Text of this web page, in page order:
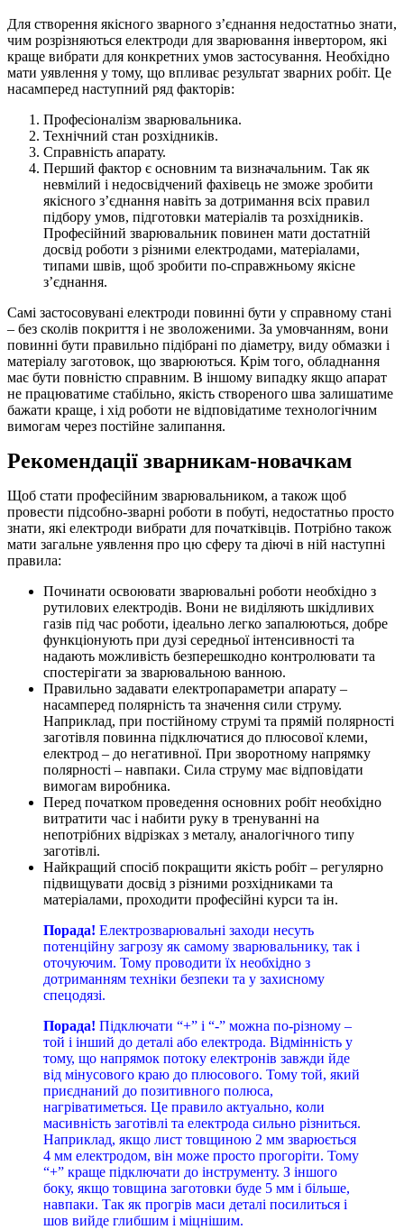
Для створення якісного зварного з’єднання недостатньо знати,
чим розрізняються електроди для зварювання інвертором, які
краще вибрати для конкретних умов застосування. Необхідно
мати уявлення у тому, що впливає результат зварних робіт. Це
насамперед наступний ряд факторів:
Професіоналізм зварювальника.
Технічний стан розхідників.
Справність апарату.
Перший фактор є основним та визначальним. Так як
невмілий і недосвідчений фахівець не зможе зробити
якісного з’єднання навіть за дотримання всіх правил
підбору умов, підготовки матеріалів та розхідників.
Професійний зварювальник повинен мати достатній
досвід роботи з різними електродами, матеріалами,
типами швів, щоб зробити по-справжньому якісне
з’єднання.
Самі застосовувані електроди повинні бути у справному стані
– без сколів покриття і не зволоженими. За умовчанням, вони
повинні бути правильно підібрані по діаметру, виду обмазки і
матеріалу заготовок, що зварюються. Крім того, обладнання
має бути повністю справним. В іншому випадку якщо апарат
не працюватиме стабільно, якість створеного шва залишатиме
бажати краще, і хід роботи не відповідатиме технологічним
вимогам через постійне залипання.
Рекомендації зварникам-новачкам
Щоб стати професійним зварювальником, а також щоб
провести підсобно-зварні роботи в побуті, недостатньо просто
знати, які електроди вибрати для початківців. Потрібно також
мати загальне уявлення про цю сферу та діючі в ній наступні
правила:
Починати освоювати зварювальні роботи необхідно з
рутилових електродів. Вони не виділяють шкідливих
газів під час роботи, ідеально легко запалюються, добре
функціонують при дузі середньої інтенсивності та
надають можливість безперешкодно контролювати та
спостерігати за зварювальною ванною.
Правильно задавати електропараметри апарату –
насамперед полярність та значення сили струму.
Наприклад, при постійному струмі та прямій полярності
заготівля повинна підключатися до плюсової клеми,
електрод – до негативної. При зворотному напрямку
полярності – навпаки. Сила струму має відповідати
вимогам виробника.
Перед початком проведення основних робіт необхідно
витратити час і набити руку в тренуванні на
непотрібних відрізках з металу, аналогічного типу
заготівлі.
Найкращий спосіб покращити якість робіт – регулярно
підвищувати досвід з різними розхідниками та
матеріалами, проходити професійні курси та ін.
Порада! Електрозварювальні заходи несуть
потенційну загрозу як самому зварювальнику, так і
оточуючим. Тому проводити їх необхідно з
дотриманням техніки безпеки та у захисному
спецодязі.
Порада! Підключати “+” і “-” можна по-різному –
той і інший до деталі або електрода. Відмінність у
тому, що напрямок потоку електронів завжди йде
від мінусового краю до плюсового. Тому той, який
приєднаний до позитивного полюса,
нагріватиметься. Це правило актуально, коли
масивність заготівлі та електрода сильно різниться.
Наприклад, якщо лист товщиною 2 мм зварюється
4 мм електродом, він може просто прогоріти. Тому
“+” краще підключати до інструменту. З іншого
боку, якщо товщина заготовки буде 5 мм і більше,
навпаки. Так як прогрів маси деталі посилиться і
шов вийде глибшим і міцнішим.